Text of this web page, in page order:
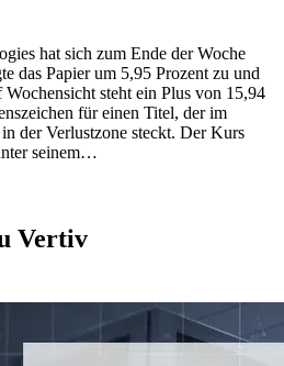
hat sich zum Ende der Woche
das Papier um 5,95 Prozent zu und
steht ein Plus von 15,94
für einen Titel, der im
der Verlustzone steckt. Der Kurs
seinem…
Vertiv